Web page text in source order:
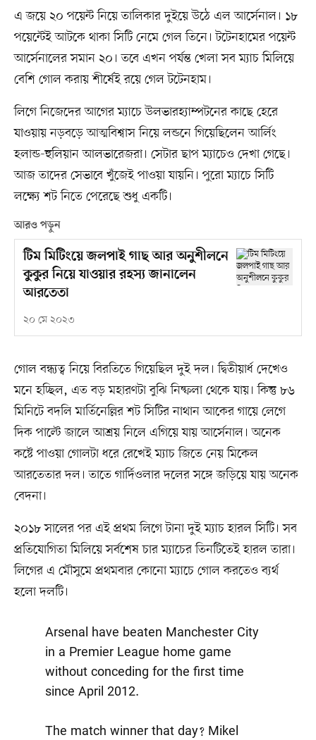
এ জয়ে ২০ পয়েন্ট নিয়ে তালিকার দুইয়ে উঠে এল আর্সেনাল। ১৮
পয়েন্টেই আটকে থাকা সিটি নেমে গেল তিনে। টটেনহামের পয়েন্ট
আর্সেনালের সমান ২০। তবে এখন পর্যন্ত খেলা সব ম্যাচ মিলিয়ে
বেশি গোল করায় শীর্ষেই রয়ে গেল টটেনহাম।
লিগে নিজেদের আগের ম্যাচে উলভারহ্যাম্পটনের কাছে হেরে
যাওয়ায় নড়বড়ে আত্মবিশ্বাস নিয়ে লন্ডনে গিয়েছিলেন আর্লিং
হলান্ড-হুলিয়ান আলভারেজরা। সেটার ছাপ ম্যাচেও দেখা গেছে।
আজ তাদের সেভাবে খুঁজেই পাওয়া যায়নি। পুরো ম্যাচে সিটি
লক্ষ্যে শট নিতে পেরেছে শুধু একটি।
আরও পড়ুন
টিম মিটিংয়ে জলপাই গাছ আর অনুশীলনে
কুকুর নিয়ে যাওয়ার রহস্য জানালেন
আরতেতা
২০ মে ২০২৩
গোল বন্ধ্যত্ব নিয়ে বিরতিতে গিয়েছিল দুই দল। দ্বিতীয়ার্ধ দেখেও
মনে হচ্ছিল, এত বড় মহারণটা বুঝি নিষ্ফলা থেকে যায়। কিন্তু ৮৬
মিনিটে বদলি মার্তিনেল্লির শট সিটির নাথান আকের গায়ে লেগে
দিক পাল্টে জালে আশ্রয় নিলে এগিয়ে যায় আর্সেনাল। অনেক
কষ্টে পাওয়া গোলটা ধরে রেখেই ম্যাচ জিতে নেয় মিকেল
আরতেতার দল। তাতে গার্দিওলার দলের সঙ্গে জড়িয়ে যায় অনেক
বেদনা।
২০১৮ সালের পর এই প্রথম লিগে টানা দুই ম্যাচ হারল সিটি। সব
প্রতিযোগিতা মিলিয়ে সর্বশেষ চার ম্যাচের তিনটিতেই হারল তারা।
লিগের এ মৌসুমে প্রথমবার কোনো ম্যাচে গোল করতেও ব্যর্থ
হলো দলটি।
Arsenal have beaten Manchester City
in a Premier League home game
without conceding for the first time
since April 2012.
The match winner that day? Mikel